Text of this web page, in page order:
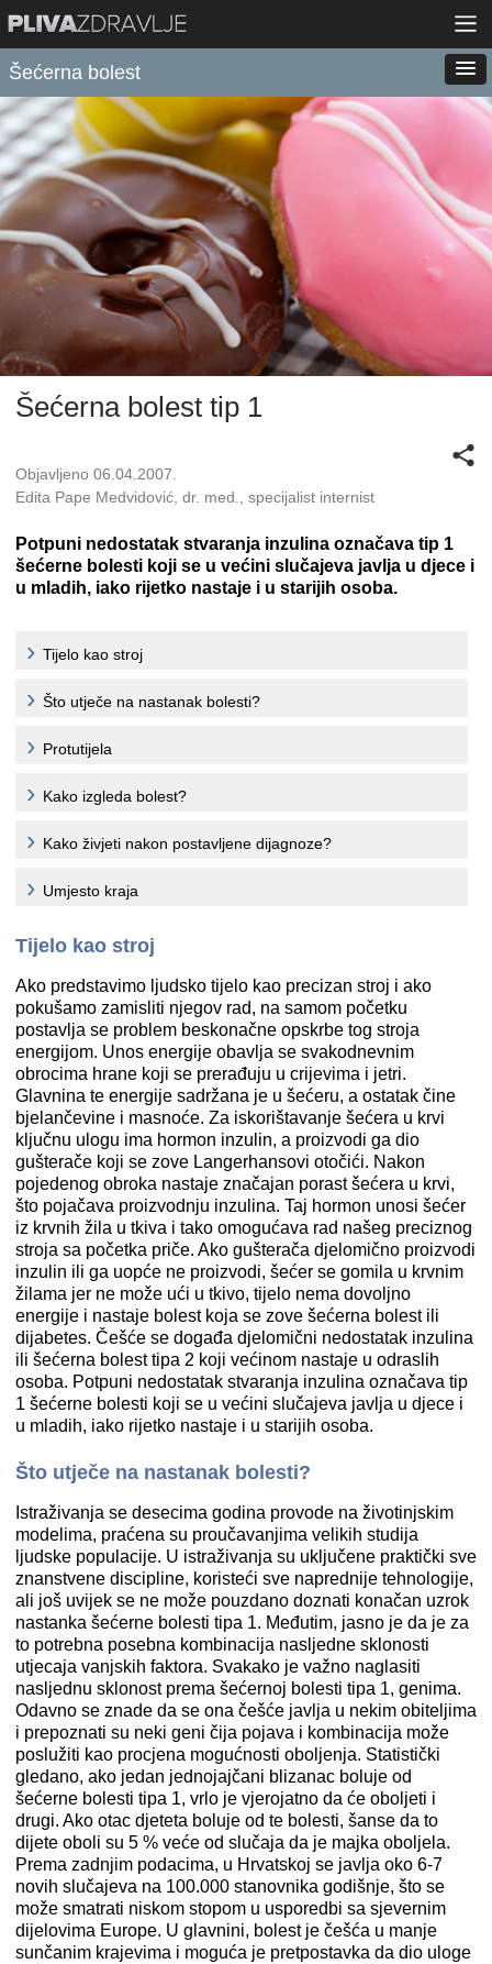
Šećerna bolest
Šećerna bolest tip 1
Objavljeno 06.04.2007.
Edita Pape Medvidović, dr. med., specijalist internist
Potpuni nedostatak stvaranja inzulina označava tip 1
šećerne bolesti koji se u većini slučajeva javlja u djece i
u mladih, iako rijetko nastaje i u starijih osoba.
Tijelo kao stroj
Što utječe na nastanak bolesti?
Protutijela
Kako izgleda bolest?
Kako živjeti nakon postavljene dijagnoze?
Umjesto kraja
Tijelo kao stroj
Ako predstavimo ljudsko tijelo kao precizan stroj i ako
pokušamo zamisliti njegov rad, na samom početku
postavlja se problem beskonačne opskrbe tog stroja
energijom. Unos energije obavlja se svakodnevnim
obrocima hrane koji se prerađuju u crijevima i jetri.
Glavnina te energije sadržana je u šećeru, a ostatak čine
bjelančevine i masnoće. Za iskorištavanje šećera u krvi
ključnu ulogu ima hormon inzulin, a proizvodi ga dio
gušterače koji se zove Langerhansovi otočići. Nakon
pojedenog obroka nastaje značajan porast šećera u krvi,
što pojačava proizvodnju inzulina. Taj hormon unosi šećer
iz krvnih žila u tkiva i tako omogućava rad našeg preciznog
stroja sa početka priče. Ako gušterača djelomično proizvodi
inzulin ili ga uopće ne proizvodi, šećer se gomila u krvnim
žilama jer ne može ući u tkivo, tijelo nema dovoljno
energije i nastaje bolest koja se zove šećerna bolest ili
dijabetes. Češće se događa djelomični nedostatak inzulina
ili šećerna bolest tipa 2 koji većinom nastaje u odraslih
osoba. Potpuni nedostatak stvaranja inzulina označava tip
1 šećerne bolesti koji se u većini slučajeva javlja u djece i
u mladih, iako rijetko nastaje i u starijih osoba.
Što utječe na nastanak bolesti?
Istraživanja se desecima godina provode na životinjskim
modelima, praćena su proučavanjima velikih studija
ljudske populacije. U istraživanja su uključene praktički sve
znanstvene discipline, koristeći sve naprednije tehnologije,
ali još uvijek se ne može pouzdano doznati konačan uzrok
nastanka šećerne bolesti tipa 1. Međutim, jasno je da je za
to potrebna posebna kombinacija nasljedne sklonosti
utjecaja vanjskih faktora. Svakako je važno naglasiti
nasljednu sklonost prema šećernoj bolesti tipa 1, genima.
Odavno se znade da se ona češće javlja u nekim obiteljima
i prepoznati su neki geni čija pojava i kombinacija može
poslužiti kao procjena mogućnosti oboljenja. Statistički
gledano, ako jedan jednojajčani blizanac boluje od
šećerne bolesti tipa 1, vrlo je vjerojatno da će oboljeti i
drugi. Ako otac djeteta boluje od te bolesti, šanse da to
dijete oboli su 5 % veće od slučaja da je majka oboljela.
Prema zadnjim podacima, u Hrvatskoj se javlja oko 6-7
novih slučajeva na 100.000 stanovnika godišnje, što se
može smatrati niskom stopom u usporedbi sa sjevernim
dijelovima Europe. U glavnini, bolest je češća u manje
sunčanim krajevima i moguća je pretpostavka da dio uloge